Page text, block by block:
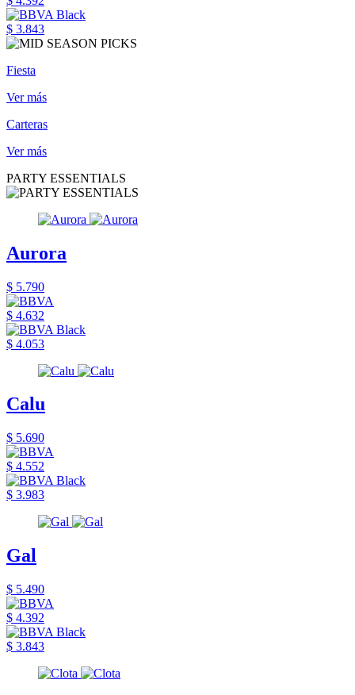
$ 3.843
Fiesta
Ver más
Carteras
Ver más
PARTY ESSENTIALS
Aurora
$ 5.790
$ 4.632
$ 4.053
Calu
$ 5.690
$ 4.552
$ 3.983
Gal
$ 5.490
$ 4.392
$ 3.843